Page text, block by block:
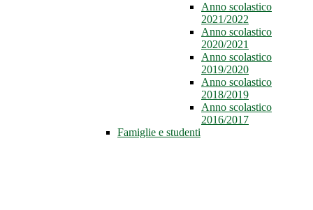
Anno scolastico
2021/2022
Anno scolastico
2020/2021
Anno scolastico
2019/2020
Anno scolastico
2018/2019
Anno scolastico
2016/2017
Famiglie e studenti